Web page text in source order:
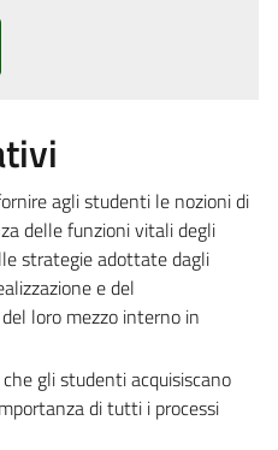
agli studenti le nozioni di
delle funzioni vitali degli
strategie adottate dagli
e del
loro mezzo interno in
gli studenti acquisiscano
di tutti i processi